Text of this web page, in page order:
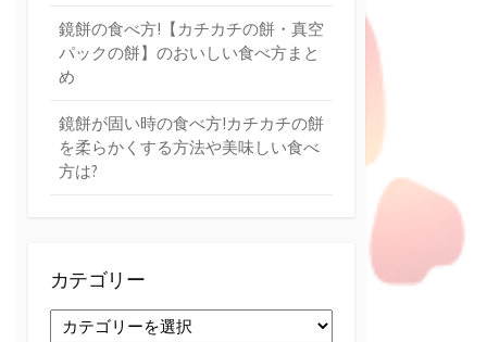
鏡餅の食べ方!【カチカチの餅・真空
パックの餅】のおいしい食べ方まと
め
鏡餅が固い時の食べ方!カチカチの餅
を柔らかくする方法や美味しい食べ
方は?
カテゴリー
カ